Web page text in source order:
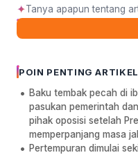
✦
POIN PENTING ARTIKEL
Baku tembak pecah di
pasukan pemerintah
pihak oposisi setelah
memperpanjang masa
Pertempuran dimulai